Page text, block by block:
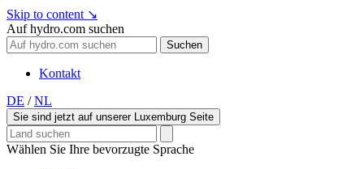
Skip to content ↘
Auf hydro.com suchen
Suchen
Kontakt
DE / NL
Sie sind jetzt auf unserer Luxemburg Seite
Wählen Sie Ihre bevorzugte Sprache